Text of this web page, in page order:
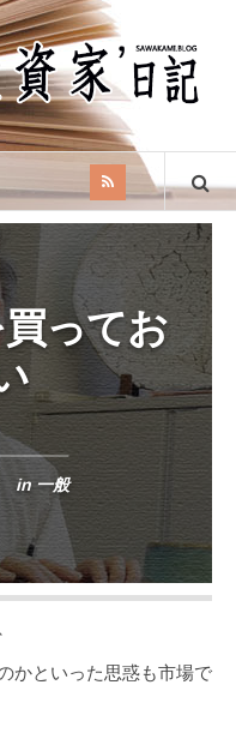
ってお
in 一般
かといった思惑も市場で